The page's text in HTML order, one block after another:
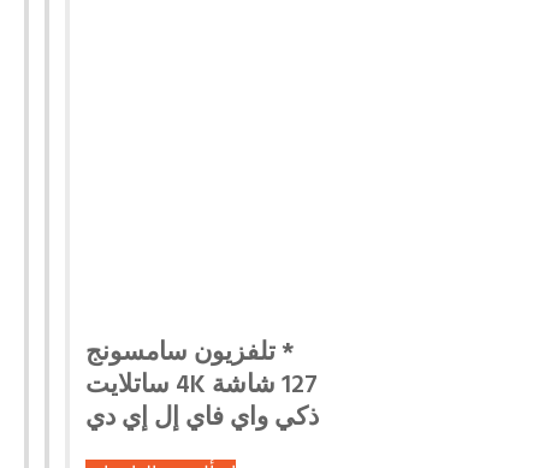
* تلفزيون سامسونج
127 شاشة 4K ساتلايت
ذكي واي فاي إل إي دي